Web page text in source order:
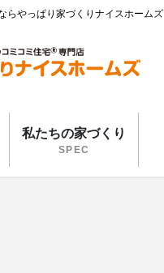
らやっぱり家づくりナイスホームズ
私たちの家づくり
SPEC